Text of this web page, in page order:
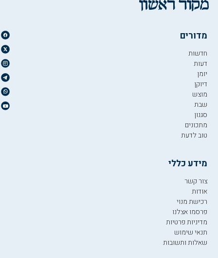
מדורים
חדשות
דעות
יומן
דיוקן
מוצש
שבת
סגנון
מתכונים
טוב לדעת
מידע כללי
צור קשר
אודות
רכישת מנוי
פרסמו אצלנו
מדיניות פרטיות
תנאי שימוש
שאלות ותשובות